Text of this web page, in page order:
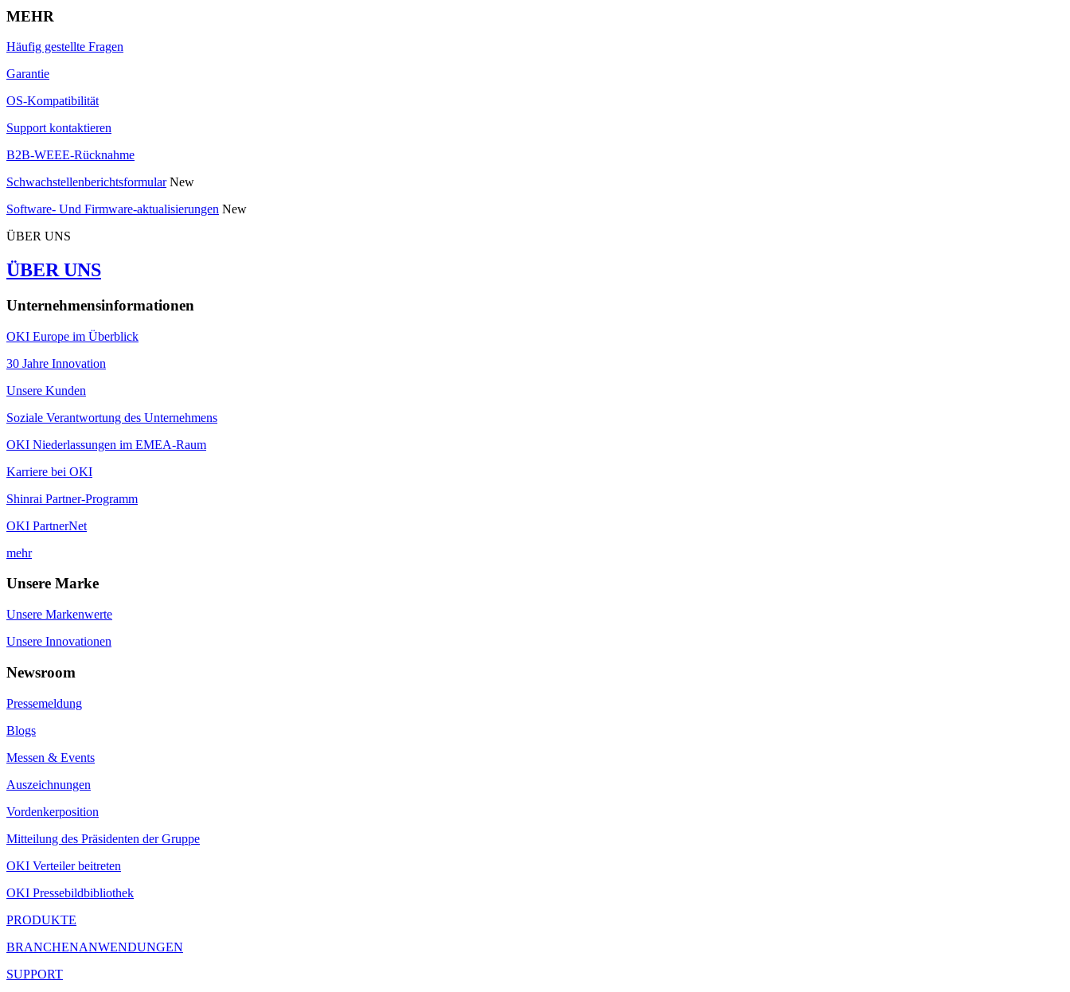
MEHR
Häufig gestellte Fragen
Garantie
OS-Kompatibilität
Support kontaktieren
B2B-WEEE-Rücknahme
Schwachstellenberichtsformular New
Software- Und Firmware-aktualisierungen New
ÜBER UNS
ÜBER UNS
Unternehmensinformationen
OKI Europe im Überblick
30 Jahre Innovation
Unsere Kunden
Soziale Verantwortung des Unternehmens
OKI Niederlassungen im EMEA-Raum
Karriere bei OKI
Shinrai Partner-Programm
OKI PartnerNet
mehr
Unsere Marke
Unsere Markenwerte
Unsere Innovationen
Newsroom
Pressemeldung
Blogs
Messen & Events
Auszeichnungen
Vordenkerposition
Mitteilung des Präsidenten der Gruppe
OKI Verteiler beitreten
OKI Pressebildbibliothek
PRODUKTE
BRANCHENANWENDUNGEN
SUPPORT